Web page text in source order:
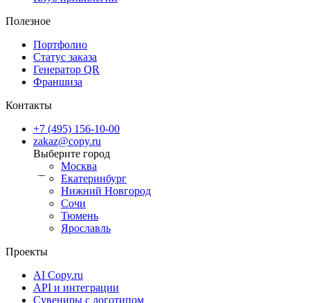
Полезное
Портфолио
Статус заказа
Генератор QR
Франшиза
Контакты
+7 (495) 156-10-00
zakaz@copy.ru
Москва
Екатеринбург
Нижний Новгород
Сочи
Тюмень
Ярославль
Проекты
AI Copy.ru
API и интеграции
Сувениры с логотипом